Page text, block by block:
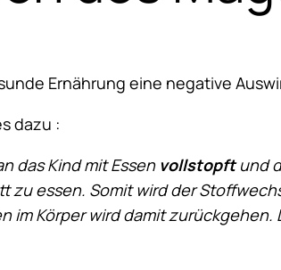
Ernährung eine negative
dazu :
das Kind mit Essen vollstopftund
zu essen. Somit wird der
im Körper wird damit